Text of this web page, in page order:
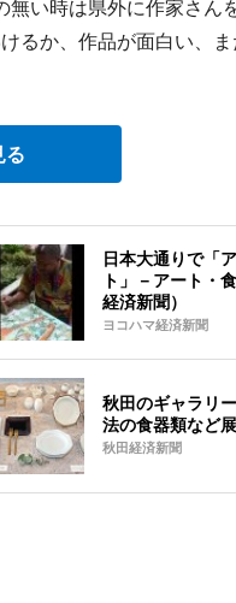
い時は県外に作家さん
るか、作品が面白い、
る
日本大通りで「
ト」－アート・
経済新聞）
ヨコハマ経済新聞
秋田のギャラリ
法の食器類など
秋田経済新聞